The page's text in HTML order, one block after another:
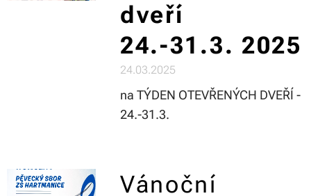
dveří
24.-31.3. 2025
24.03.2025
na TÝDEN OTEVŘENÝCH DVEŘÍ -
24.-31.3.
Vánoční